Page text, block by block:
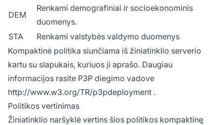
DEM
Renkami demografiniai ir socioekonominis
duomenys.
STA
Renkami valstybės valdymo duomenys
Kompaktinė politika siunčiama iš žiniatinklio serverio
kartu su slapukais, kuriuos ji aprašo. Daugiau
informacijos rasite P3P diegimo vadove
http://www.w3.org/TR/p3pdeployment .
Politikos vertinimas
Žiniatinklio naršyklė vertins šios politikos kompaktinę